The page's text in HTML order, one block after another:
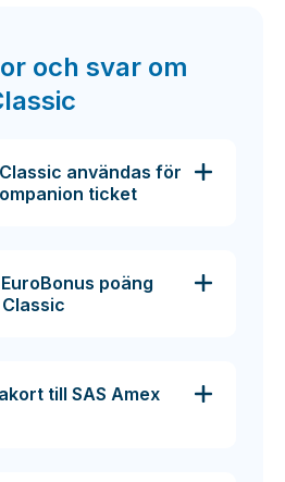
och svar om
användas för
ticket
poäng
Classic
till SAS Amex